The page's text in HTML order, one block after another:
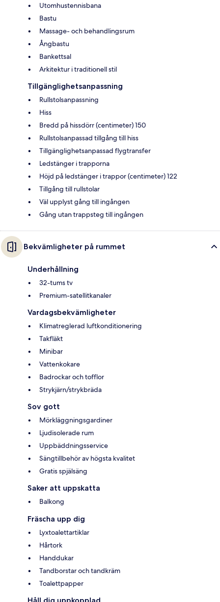
Utomhustennisbana
Bastu
Massage- och behandlingsrum
Ångbastu
Bankettsal
Arkitektur i traditionell stil
Tillgänglighetsanpassning
Rullstolsanpassning
Hiss
Bredd på hissdörr (centimeter) 150
Rullstolsanpassad tillgång till hiss
Tillgänglighetsanpassad flygtransfer
Ledstänger i trapporna
Höjd på ledstänger i trappor (centimeter) 122
Tillgång till rullstolar
Väl upplyst gång till ingången
Gång utan trappsteg till ingången
Bekvämligheter på rummet
Underhållning
32-tums tv
Premium-satellitkanaler
Vardagsbekvämligheter
Klimatreglerad luftkonditionering
Takfläkt
Minibar
Vattenkokare
Badrockar och tofflor
Strykjärn/strykbräda
Sov gott
Mörkläggningsgardiner
Ljudisolerade rum
Uppbäddningsservice
Sängtillbehör av högsta kvalitet
Gratis spjälsäng
Saker att uppskatta
Balkong
Fräscha upp dig
Lyxtoalettartiklar
Hårtork
Handdukar
Tandborstar och tandkräm
Toalettpapper